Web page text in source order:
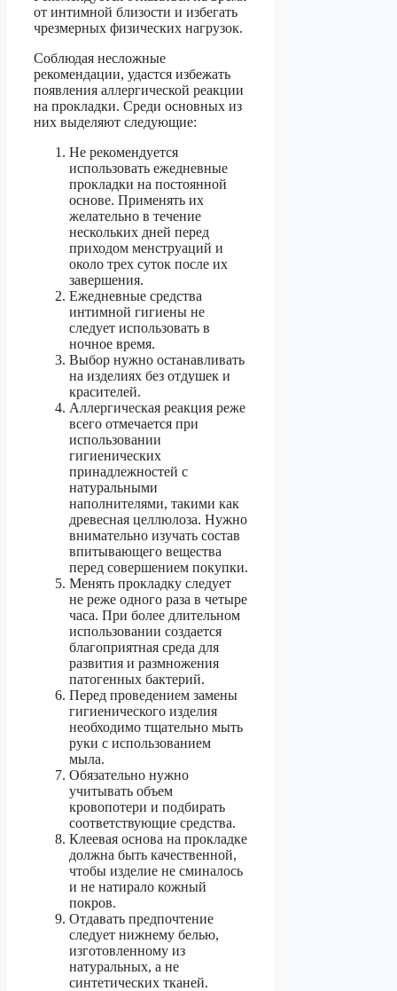
от интимной близости и избегать
чрезмерных физических нагрузок.
Соблюдая несложные
рекомендации, удастся избежать
появления аллергической реакции
на прокладки. Среди основных из
них выделяют следующие:
Не рекомендуется
использовать ежедневные
прокладки на постоянной
основе. Применять их
желательно в течение
нескольких дней перед
приходом менструаций и
около трех суток после их
завершения.
Ежедневные средства
интимной гигиены не
следует использовать в
ночное время.
Выбор нужно останавливать
на изделиях без отдушек и
красителей.
Аллергическая реакция реже
всего отмечается при
использовании
гигиенических
принадлежностей с
натуральными
наполнителями, такими как
древесная целлюлоза. Нужно
внимательно изучать состав
впитывающего вещества
перед совершением покупки.
Менять прокладку следует
не реже одного раза в четыре
часа. При более длительном
использовании создается
благоприятная среда для
развития и размножения
патогенных бактерий.
Перед проведением замены
гигиенического изделия
необходимо тщательно мыть
руки с использованием
мыла.
Обязательно нужно
учитывать объем
кровопотери и подбирать
соответствующие средства.
Клеевая основа на прокладке
должна быть качественной,
чтобы изделие не сминалось
и не натирало кожный
покров.
Отдавать предпочтение
следует нижнему белью,
изготовленному из
натуральных, а не
синтетических тканей.